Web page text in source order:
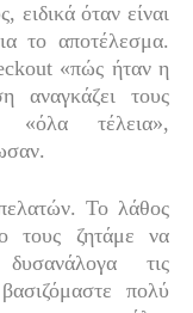
όταν είναι
το αποτέλεσμα.
«πώς ήταν η
αναγκάζει τους
«όλα τέλεια»,
Το λάθος
τους ζητάμε να
τις
πολύ